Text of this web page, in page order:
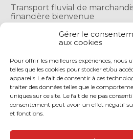
Gérer le
aux cookies
Pour offrir les meilleures expériences, nous
telles que les cookies pour stocker et/ou
appareils. Le fait de consentir à ces
traiter des données telles que le
uniques sur ce site. Le fait de ne pas
consentement peut avoir un effet négatif
et fonctions.
Transport fluvial de
financière bienvenue
comptent-elles ?
COMMENTAIRES RÉCENTS
Footer